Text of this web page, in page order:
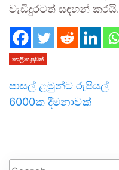
වැඩිදුරටත් සඳහන් කරයි.
කාලීන පුවත්
පාසල් ළමුන්ට රුපියල්
6000ක දීමනාවක්